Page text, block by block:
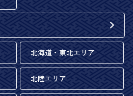
北海道・東北エリア
北陸エリア